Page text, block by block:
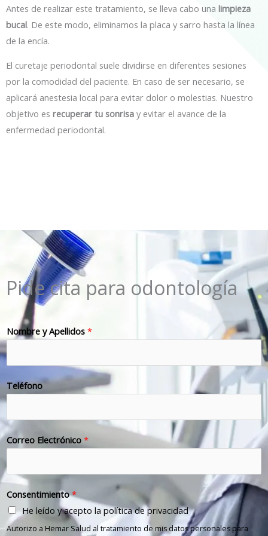
Antes de realizar este tratamiento, se lleva cabo una limpieza
bucal. De este modo, eliminamos la placa y sarro hasta la línea
de la encía.
El curetaje periodontal suele dividirse en diferentes sesiones
por la comodidad del paciente. En caso de ser necesario, se
aplicará anestesia local para evitar dolor o molestias. Nuestro
objetivo es recuperar tu sonrisa y evitar el avance de la
enfermedad periodontal.
Pide cita para odontología
Nombre y Apellidos *
Teléfono
Correo Electrónico *
Consentimiento*
He leído y acepto la política de privacidad
Autorizo a Hemar Salud al tratamiento de mis datos personales para